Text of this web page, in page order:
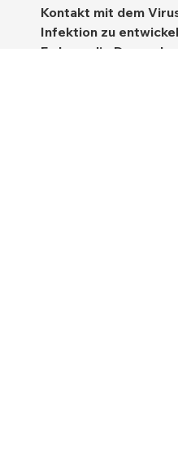
Kontakt mit dem
Infektion zu
Es kann die Dauer